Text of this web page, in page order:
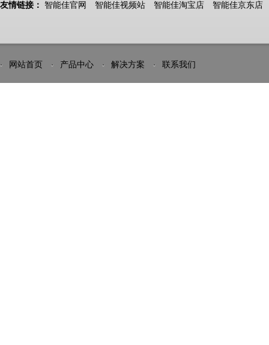
友情链接： 智能佳官网 智能佳视频站 智能佳淘宝店 智能佳京东店
网站首页 产品中心 解决方案 联系我们